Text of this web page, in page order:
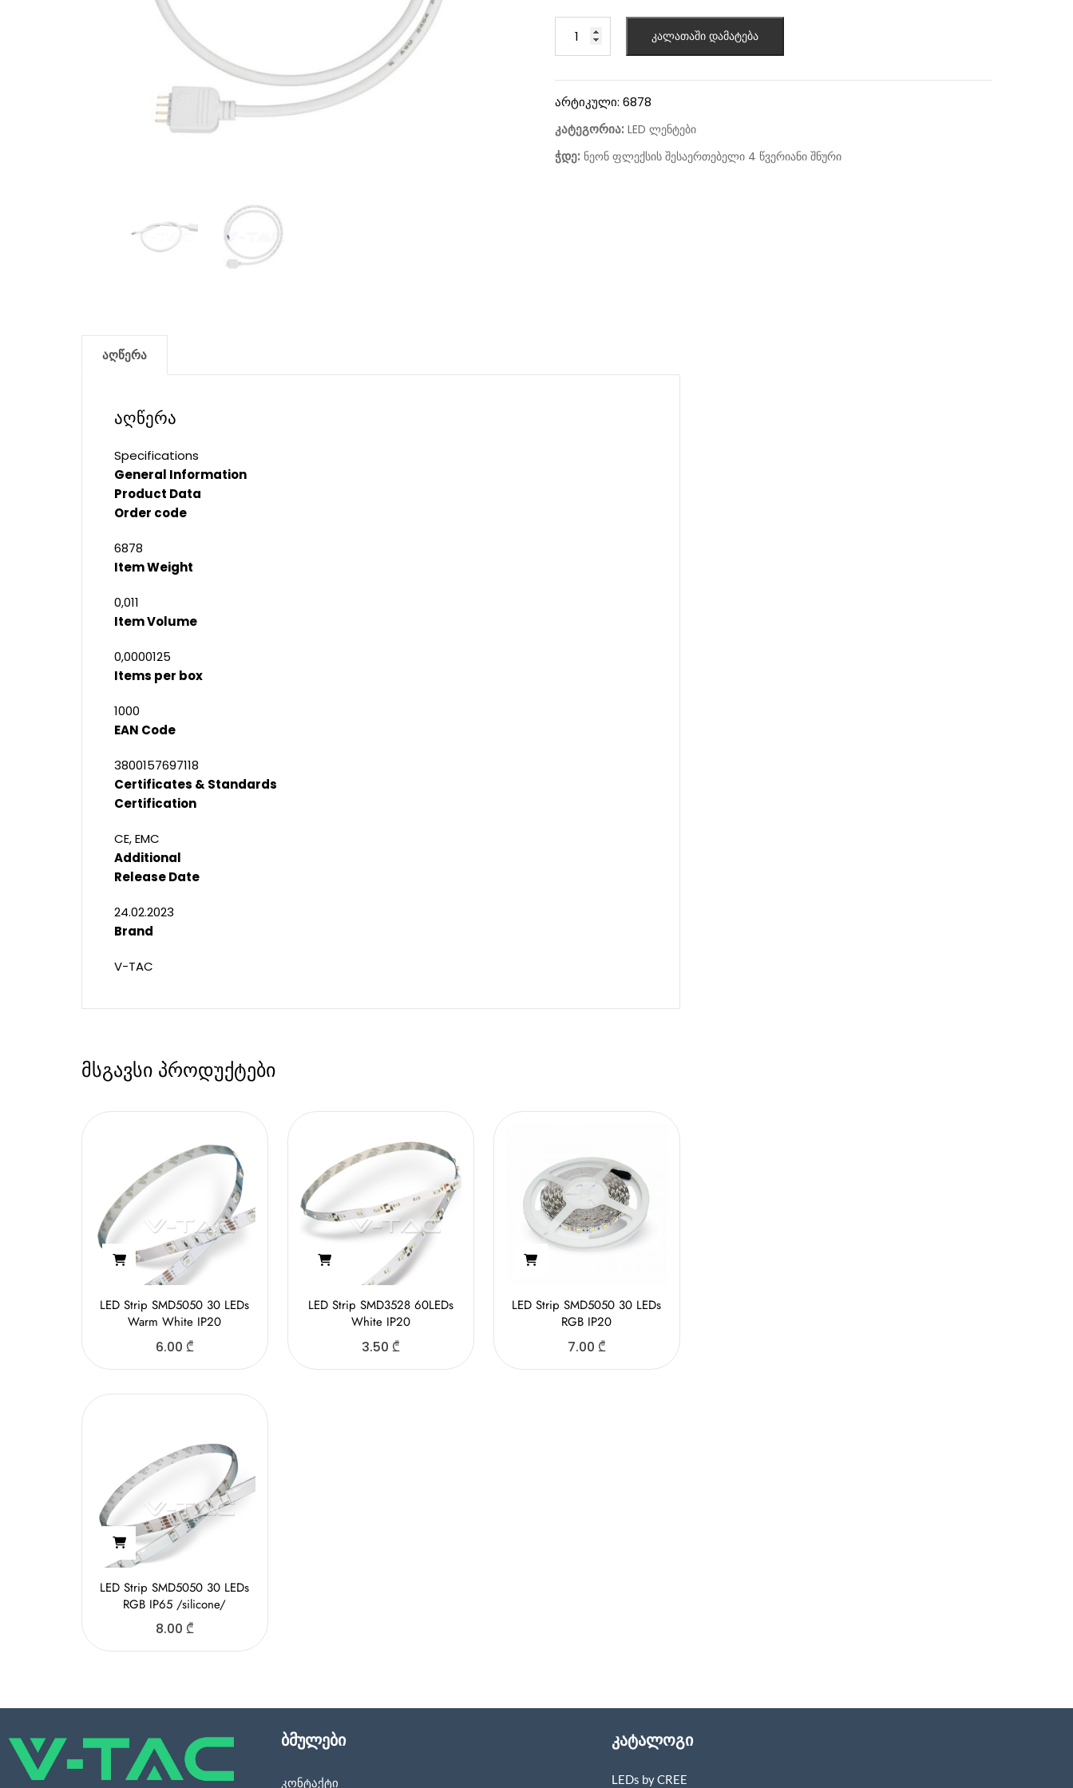
კალათაში დამატება
არტიკული: 6878
კატეგორია: LED ლენტები
ჭდე: ნეონ ფლექსის შესაერთებელი 4 წვერიანი შნური
აღწერა
აღწერა
Specifications
General Information
Product Data
Order code
6878
Item Weight
0,011
Item Volume
0,0000125
Items per box
1000
EAN Code
3800157697118
Certificates & Standards
Certification
CE, EMC
Additional
Release Date
24.02.2023
Brand
V-TAC
მსგავსი პროდუქტები
LED Strip SMD5050 30 LEDs
Warm White IP20
6.00 ₾
LED Strip SMD3528 60LEDs
White IP20
3.50 ₾
LED Strip SMD5050 30 LEDs
RGB IP20
7.00 ₾
LED Strip SMD5050 30 LEDs
RGB IP65 /silicone/
8.00 ₾
ბმულები
კონტაქტი
კატალოგი
LEDs by CREE